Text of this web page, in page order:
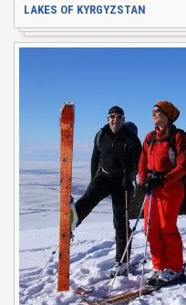
LAKES OF KYRGYZSTAN